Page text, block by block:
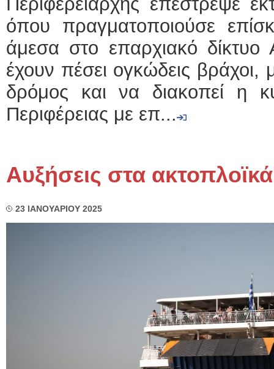
όπου πραγματοποιούσε
άμεσα στο επαρχιακό
έχουν πέσει ογκώδεις βράχοι,
δρόμος και να διακοπεί η
Περιφέρειας με επ...
Αυξήσεις στα
23 ΙΑΝΟΥΑΡΙΟΥ 2025